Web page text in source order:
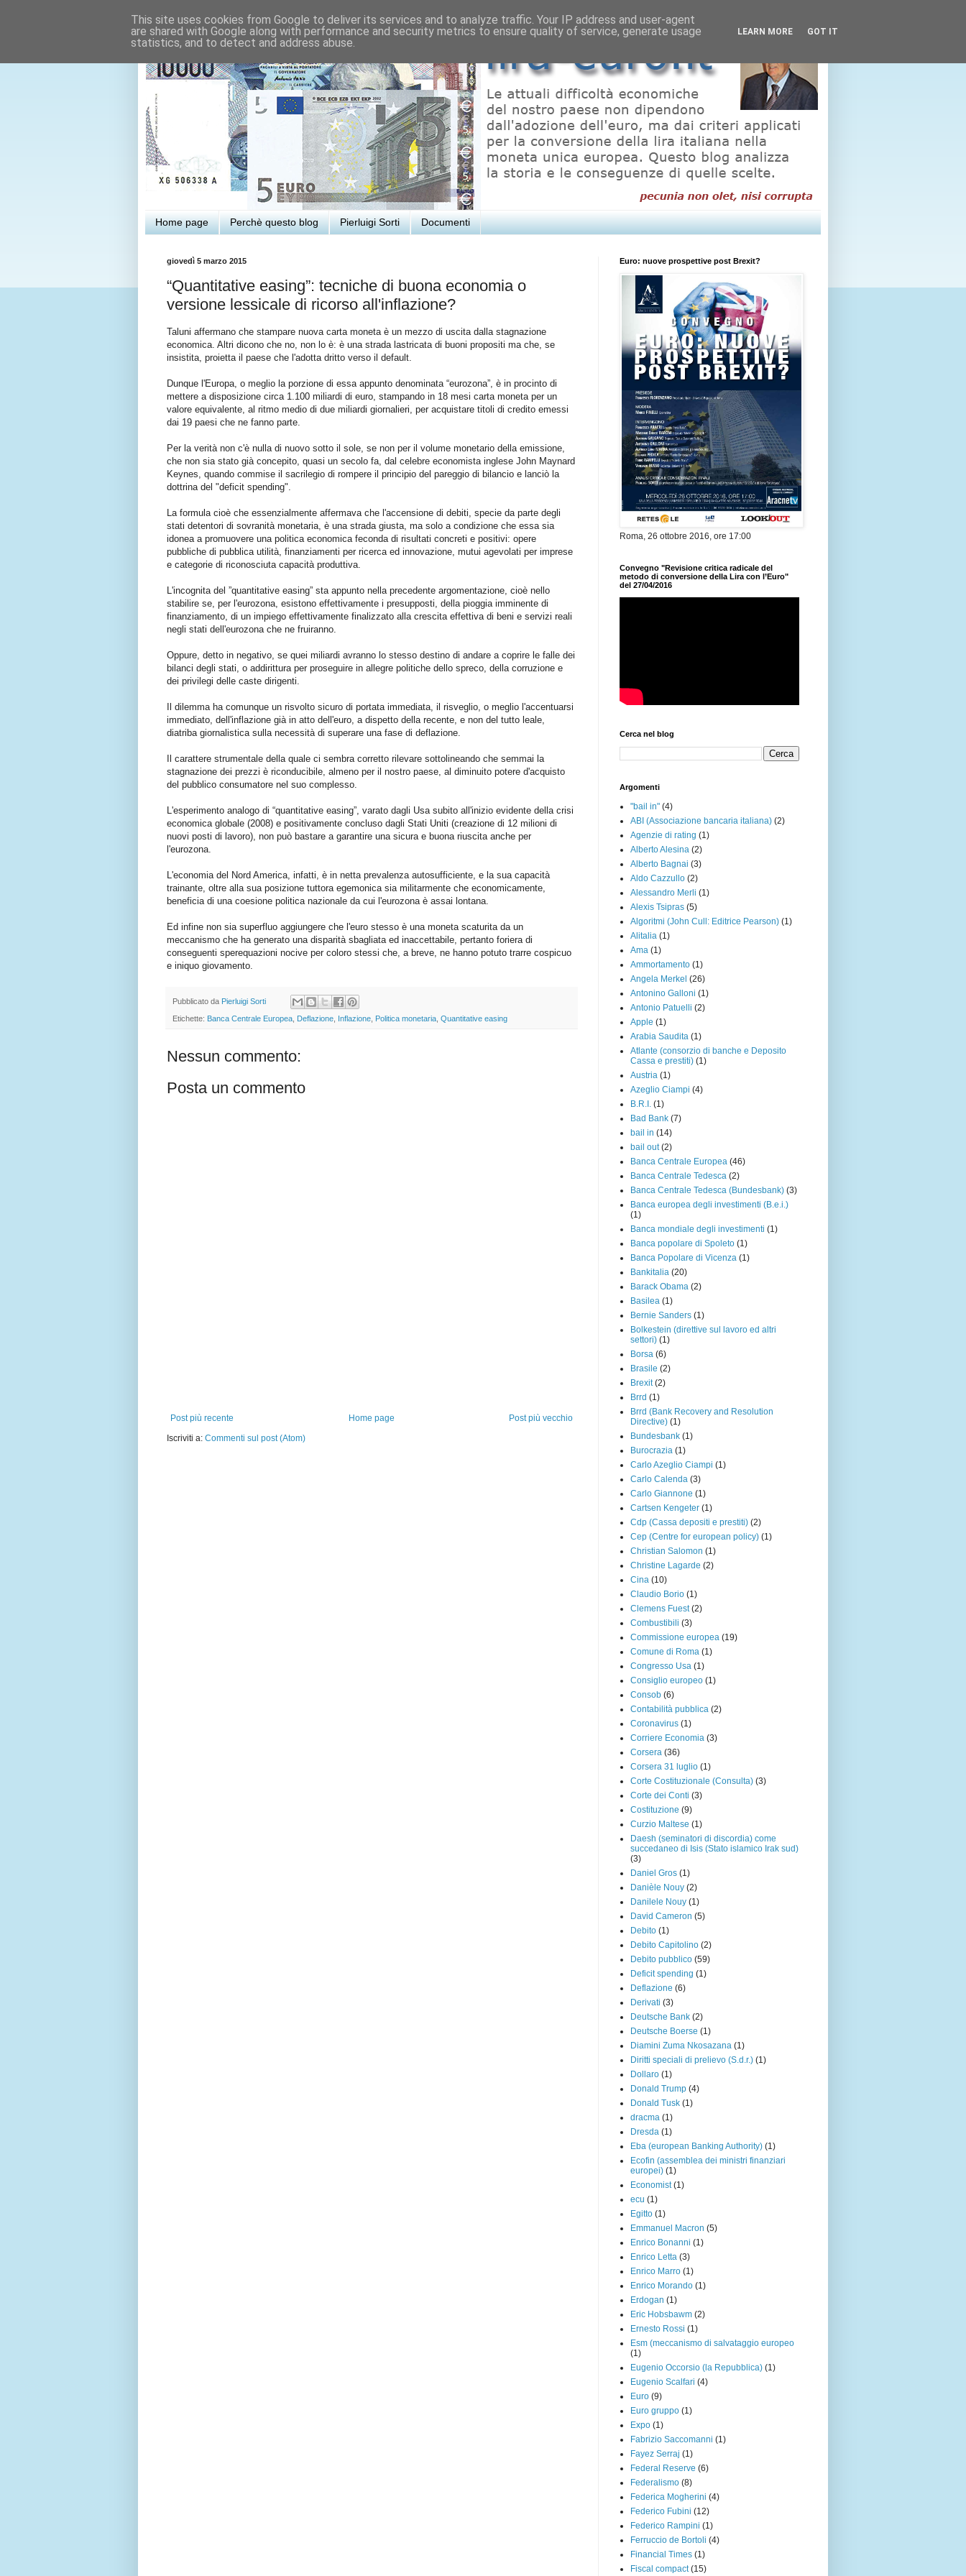
Home page Perchè questo blog Pierluigi Sorti Documenti
giovedì 5 marzo 2015
“Quantitative easing”: tecniche di buona economia o
versione lessicale di ricorso all'inflazione?
Taluni affermano che stampare nuova carta moneta è un mezzo di uscita dalla stagnazione
economica. Altri dicono che no, non lo è: è una strada lastricata di buoni propositi ma che, se
insistita, proietta il paese che l'adotta dritto verso il default.
Dunque l'Europa, o meglio la porzione di essa appunto denominata “eurozona”, è in procinto di
mettere a disposizione circa 1.100 miliardi di euro, stampando in 18 mesi carta moneta per un
valore equivalente, al ritmo medio di due miliardi giornalieri, per acquistare titoli di credito emessi
dai 19 paesi che ne fanno parte.
Per la verità non c'è nulla di nuovo sotto il sole, se non per il volume monetario della emissione,
che non sia stato già concepito, quasi un secolo fa, dal celebre economista inglese John Maynard
Keynes, quando commise il sacrilegio di rompere il principio del pareggio di bilancio e lanciò la
dottrina del "deficit spending".
La formula cioè che essenzialmente affermava che l'accensione di debiti, specie da parte degli
stati detentori di sovranità monetaria, è una strada giusta, ma solo a condizione che essa sia
idonea a promuovere una politica economica feconda di risultati concreti e positivi: opere
pubbliche di pubblica utilità, finanziamenti per ricerca ed innovazione, mutui agevolati per imprese
e categorie di riconosciuta capacità produttiva.
L'incognita del ”quantitative easing” sta appunto nella precedente argomentazione, cioè nello
stabilire se, per l'eurozona, esistono effettivamente i presupposti, della pioggia imminente di
finanziamento, di un impiego effettivamente finalizzato alla crescita effettiva di beni e servizi reali
negli stati dell'eurozona che ne fruiranno.
Oppure, detto in negativo, se quei miliardi avranno lo stesso destino di andare a coprire le falle dei
bilanci degli stati, o addirittura per proseguire in allegre politiche dello spreco, della corruzione e
dei privilegi delle caste dirigenti.
Il dilemma ha comunque un risvolto sicuro di portata immediata, il risveglio, o meglio l'accentuarsi
immediato, dell'inflazione già in atto dell'euro, a dispetto della recente, e non del tutto leale,
diatriba giornalistica sulla necessità di superare una fase di deflazione.
Il carattere strumentale della quale ci sembra corretto rilevare sottolineando che semmai la
stagnazione dei prezzi è riconducibile, almeno per il nostro paese, al diminuito potere d'acquisto
del pubblico consumatore nel suo complesso.
L'esperimento analogo di “quantitative easing”, varato dagli Usa subito all'inizio evidente della crisi
economica globale (2008) e positivamente concluso dagli Stati Uniti (creazione di 12 milioni di
nuovi posti di lavoro), non può bastare a garantire una sicura e buona riuscita anche per
l'eurozona.
L'economia del Nord America, infatti, è in netta prevalenza autosufficiente, e la sua capacità
trainante, oltre alla sua posizione tuttora egemonica sia militarmente che economicamente,
beneficia di una coesione politica nazionale da cui l'eurozona è assai lontana.
Ed infine non sia superfluo aggiungere che l'euro stesso è una moneta scaturita da un
meccanismo che ha generato una disparità sbagliata ed inaccettabile, pertanto foriera di
conseguenti sperequazioni nocive per coloro stessi che, a breve, ne hanno potuto trarre cospicuo
e iniquo giovamento.
Pubblicato da Pierluigi Sorti
Etichette: Banca Centrale Europea Deflazione Inflazione Politica monetaria Quantitative easing
Nessun commento:
Posta un commento
Post più recente Post più vecchio
Home page
Iscriviti a: Commenti sul post (Atom)
Euro: nuove prospettive post Brexit?
Roma, 26 ottobre 2016, ore 17:00
Convegno "Revisione critica radicale del
metodo di conversione della Lira con l’Euro"
del 27/04/2016
Cerca nel blog
Argomenti
"bail in" (4)
ABI (Associazione bancaria italiana) (2)
Agenzie di rating (1)
Alberto Alesina (2)
Alberto Bagnai (3)
Aldo Cazzullo (2)
Alessandro Merli (1)
Alexis Tsipras (5)
Algoritmi (John Cull: Editrice Pearson) (1)
Alitalia (1)
Ama (1)
Ammortamento (1)
Angela Merkel (26)
Antonino Galloni (1)
Antonio Patuelli (2)
Apple (1)
Arabia Saudita (1)
Atlante (consorzio di banche e Deposito
Cassa e prestiti) (1)
Austria (1)
Azeglio Ciampi (4)
B.R.I. (1)
Bad Bank (7)
bail in (14)
bail out (2)
Banca Centrale Europea (46)
Banca Centrale Tedesca (2)
Banca Centrale Tedesca (Bundesbank) (3)
Banca europea degli investimenti (B.e.i.)
(1)
Banca mondiale degli investimenti (1)
Banca popolare di Spoleto (1)
Banca Popolare di Vicenza (1)
Bankitalia (20)
Barack Obama (2)
Basilea (1)
Bernie Sanders (1)
Bolkestein (direttive sul lavoro ed altri
settori) (1)
Borsa (6)
Brasile (2)
Brexit (2)
Brrd (1)
Brrd (Bank Recovery and Resolution
Directive) (1)
Bundesbank (1)
Burocrazia (1)
Carlo Azeglio Ciampi (1)
Carlo Calenda (3)
Carlo Giannone (1)
Cartsen Kengeter (1)
Cdp (Cassa depositi e prestiti) (2)
Cep (Centre for european policy) (1)
Christian Salomon (1)
Christine Lagarde (2)
Cina (10)
Claudio Borio (1)
Clemens Fuest (2)
Combustibili (3)
Commissione europea (19)
Comune di Roma (1)
Congresso Usa (1)
Consiglio europeo (1)
Consob (6)
Contabilità pubblica (2)
Coronavirus (1)
Corriere Economia (3)
Corsera (36)
Corsera 31 luglio (1)
Corte Costituzionale (Consulta) (3)
Corte dei Conti (3)
Costituzione (9)
Curzio Maltese (1)
Daesh (seminatori di discordia) come
succedaneo di Isis (Stato islamico Irak sud)
(3)
Daniel Gros (1)
Danièle Nouy (2)
Danilele Nouy (1)
David Cameron (5)
Debito (1)
Debito Capitolino (2)
Debito pubblico (59)
Deficit spending (1)
Deflazione (6)
Derivati (3)
Deutsche Bank (2)
Deutsche Boerse (1)
Diamini Zuma Nkosazana (1)
Diritti speciali di prelievo (S.d.r.) (1)
Dollaro (1)
Donald Trump (4)
Donald Tusk (1)
dracma (1)
Dresda (1)
Eba (european Banking Authority) (1)
Ecofin (assemblea dei ministri finanziari
europei) (1)
Economist (1)
ecu (1)
Egitto (1)
Emmanuel Macron (5)
Enrico Bonanni (1)
Enrico Letta (3)
Enrico Marro (1)
Enrico Morando (1)
Erdogan (1)
Eric Hobsbawm (2)
Ernesto Rossi (1)
Esm (meccanismo di salvataggio europeo
(1)
Eugenio Occorsio (la Repubblica) (1)
Eugenio Scalfari (4)
Euro (9)
Euro gruppo (1)
Expo (1)
Fabrizio Saccomanni (1)
Fayez Serraj (1)
Federal Reserve (6)
Federalismo (8)
Federica Mogherini (4)
Federico Fubini (12)
Federico Rampini (1)
Ferruccio de Bortoli (4)
Financial Times (1)
Fiscal compact (15)
This site uses cookies from Google to deliver its services and to analyze traffic. Your IP address and user-agent
are shared with Google along with performance and security metrics to ensure quality of service, generate usage
statistics, and to detect and address abuse.
LEARN MORE GOT IT